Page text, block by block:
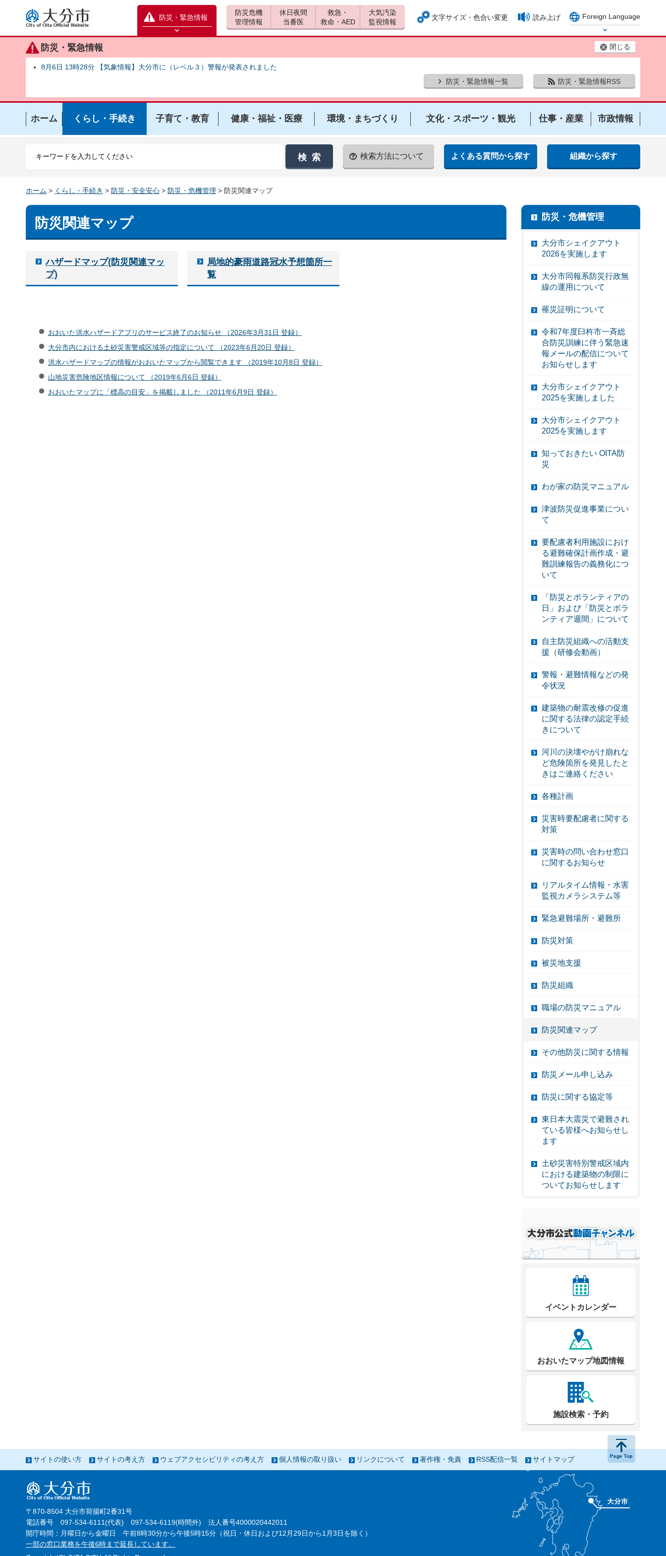
大分市
防災・緊急情報
防災緊急情報を開く
防災・緊急情報 閉じる
8月6日 13時28分 【気象情報】大分市に（レベル３）警報が発表されました
防災・緊急情報一覧
防災・緊急情報RSS
防災危機
管理情報
休日夜間
当番医
救急・
救命・AED
大気汚染
監視情報
文字サイズ・色合い変更 読み上げ
Foreign Language
Select Language
ホーム くらし・手続き 子育て・教育 健康・福祉・医療 環境・まちづくり 文化・スポーツ・観光 仕事・産業 市政情報
検索方法について よくある質問から探す 組織から探す
ホーム > くらし・手続き > 防災・安全安心 > 防災・危機管理 > 防災関連マップ
防災関連マップ
ハザードマップ(防災関連マッ
プ)
局地的豪雨道路冠水予想箇所一
覧
おおいた洪水ハザードアプリのサービス終了のお知らせ （2026年3月31日 登録）
大分市内における土砂災害警戒区域等の指定について （2023年6月20日 登録）
洪水ハザードマップの情報がおおいたマップから閲覧できます （2019年10月8日 登録）
山地災害危険地区情報について （2019年6月6日 登録）
おおいたマップに「標高の目安」を掲載しました （2011年6月9日 登録）
防災・危機管理
大分市シェイクアウト
2026を実施します
大分市同報系防災行政無
線の運用について
罹災証明について
令和7年度臼杵市一斉総
合防災訓練に伴う緊急速
報メールの配信について
お知らせします
大分市シェイクアウト
2025を実施しました
大分市シェイクアウト
2025を実施します
知っておきたい OITA防
災
わが家の防災マニュアル
津波防災促進事業につい
て
要配慮者利用施設におけ
る避難確保計画作成・避
難訓練報告の義務化につ
いて
「防災とボランティアの
日」および「防災とボラ
ンティア週間」について
自主防災組織への活動支
援（研修会動画）
警報・避難情報などの発
令状況
建築物の耐震改修の促進
に関する法律の認定手続
きについて
河川の決壊やがけ崩れな
ど危険箇所を発見したと
きはご連絡ください
各種計画
災害時要配慮者に関する
対策
災害時の問い合わせ窓口
に関するお知らせ
リアルタイム情報・水害
監視カメラシステム等
緊急避難場所・避難所
防災対策
被災地支援
防災組織
職場の防災マニュアル
防災関連マップ
その他防災に関する情報
防災メール申し込み
防災に関する協定等
東日本大震災で避難され
ている皆様へお知らせし
ます
土砂災害特別警戒区域内
における建築物の制限に
ついてお知らせします
イベントカレンダー
おおいたマップ地図情報
施設検索・予約
サイトの使い方 サイトの考え方 ウェブアクセシビリティの考え方 個人情報の取り扱い リンクについて 著作権・免責 RSS配信一覧 サイトマップ
〒870-8504 大分市荷揚町2番31号
電話番号 097-534-6111(代表) 097-534-6119(時間外) 法人番号4000020442011
開庁時間：月曜日から金曜日 午前8時30分から午後5時15分（祝日・休日および12月29日から1月3日を除く）
一部の窓口業務を午後6時まで延長しています。